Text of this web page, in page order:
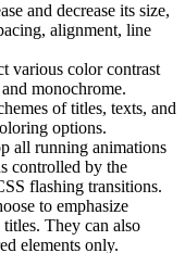
and decrease its size,
alignment, line
various color contrast
monochrome.
of titles, texts, and
options.
all running animations
controlled by the
flashing transitions.
to emphasize
They can also
elements only.